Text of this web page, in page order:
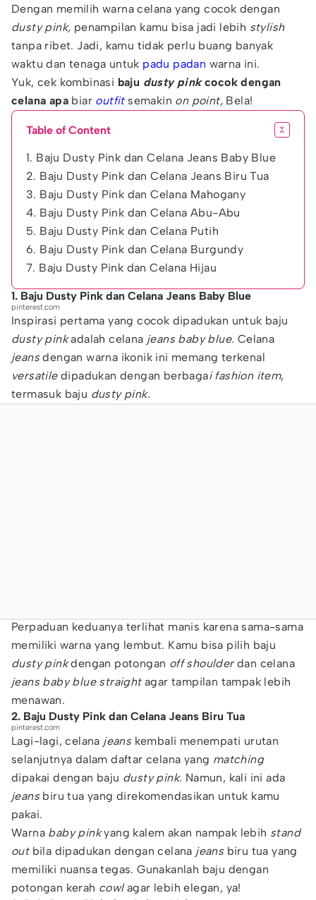
Dengan memilih warna celana yang cocok dengan
dusty pink, penampilan kamu bisa jadi lebih stylish
tanpa ribet. Jadi, kamu tidak perlu buang banyak
waktu dan tenaga untuk padu padan warna ini.
Yuk, cek kombinasi baju dusty pinkcocok dengan
celana apa biar outfitsemakin on point, Bela!
Table of Content
1. Baju Dusty Pink dan Celana Jeans Baby Blue
2. Baju Dusty Pink dan Celana Jeans Biru Tua
3. Baju Dusty Pink dan Celana Mahogany
4. Baju Dusty Pink dan Celana Abu-Abu
5. Baju Dusty Pink dan Celana Putih
6. Baju Dusty Pink dan Celana Burgundy
7. Baju Dusty Pink dan Celana Hijau
1. Baju Dusty Pink dan Celana Jeans Baby Blue
pinterest.com
Inspirasi pertama yang cocok dipadukan untuk baju
dusty pinkadalah celana jeans baby blue. Celana
jeansdengan warna ikonik ini memang terkenal
versatile dipadukan dengan berbagai fashion item,
termasuk baju dusty pink.
Perpaduan keduanya terlihat manis karena sama-sama
memiliki warna yang lembut. Kamu bisa pilih baju
dusty pinkdengan potongan off shoulderdan celana
jeans baby blue straight agar tampilan tampak lebih
menawan.
2. Baju Dusty Pink dan Celana Jeans Biru Tua
pinterest.com
Lagi-lagi, celana jeans kembali menempati urutan
selanjutnya dalam daftar celana yang matching
dipakai dengan baju dusty pink. Namun, kali ini ada
jeans biru tua yang direkomendasikan untuk kamu
pakai.
Warna baby pinkyang kalem akan nampak lebih stand
out bila dipadukan dengan celana jeans biru tua yang
memiliki nuansa tegas. Gunakanlah baju dengan
potongan kerah cowlagar lebih elegan, ya!